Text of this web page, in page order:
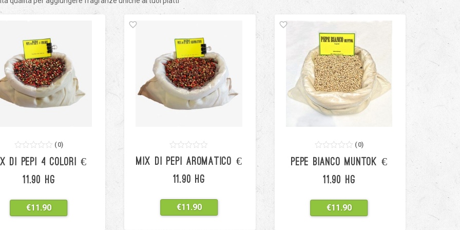
0
out
5
based
0
ratings
(0)
DI PEPI 4 COLORI €
11.90 HG
€11.90
0
out
5
based
on
0
ratings
MIX DI PEPI AROMATICO €
11.90 HG
€11.90
0
out
5
based
0
ratings
(0)
PEPE BIANCO MUNTOK €
11.90 HG
€11.90